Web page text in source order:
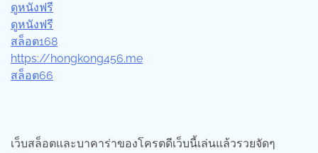
ดูหนังฟรี
ดูหนังฟรี
สล็อต168
https://hongkong456.me
สล็อต66
เว็บสล็อตและบาคาร่าของโครตดีเว็บนี้เล่นแล้วรวยจัดๆ